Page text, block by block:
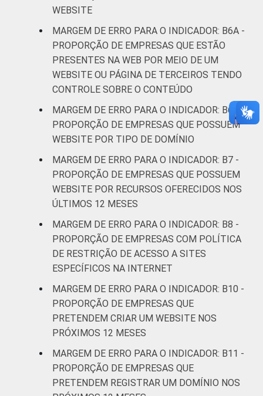
¹ Base: 4337 empresas que declararam
ocupadas, que constituem os seguintes
segmentos da CNAE 2.0 (C, F, G, H, I, J, L, M,
N, R e S). Estimativa: 300872 empresas.
Dados coletados entre setembro de 2014 e
março de 2015.
* domínios referentes a registros genéricos
net.br e emp.br juntamente com registros
específicos
WEBSITE
MARGEM DE ERRO PARA O INDICADOR: B6A -
PROPORÇÃO DE EMPRESAS QUE ESTÃO
PRESENTES NA WEB POR MEIO DE UM
WEBSITE OU PÁGINA DE TERCEIROS TENDO
CONTROLE SOBRE O CONTEÚDO
MARGEM DE ERRO PARA O INDICADOR: B6B -
PROPORÇÃO DE EMPRESAS QUE POSSUEM
WEBSITE POR TIPO DE DOMÍNIO
MARGEM DE ERRO PARA O INDICADOR: B7 -
PROPORÇÃO DE EMPRESAS QUE POSSUEM
WEBSITE POR RECURSOS OFERECIDOS NOS
ÚLTIMOS 12 MESES
MARGEM DE ERRO PARA O INDICADOR: B8 -
PROPORÇÃO DE EMPRESAS COM POLÍTICA
DE RESTRIÇÃO DE ACESSO A SITES
ESPECÍFICOS NA INTERNET
MARGEM DE ERRO PARA O INDICADOR: B10 -
PROPORÇÃO DE EMPRESAS QUE
PRETENDEM CRIAR UM WEBSITE NOS
PRÓXIMOS 12 MESES
MARGEM DE ERRO PARA O INDICADOR: B11 -
PROPORÇÃO DE EMPRESAS QUE
PRETENDEM REGISTRAR UM DOMÍNIO NOS